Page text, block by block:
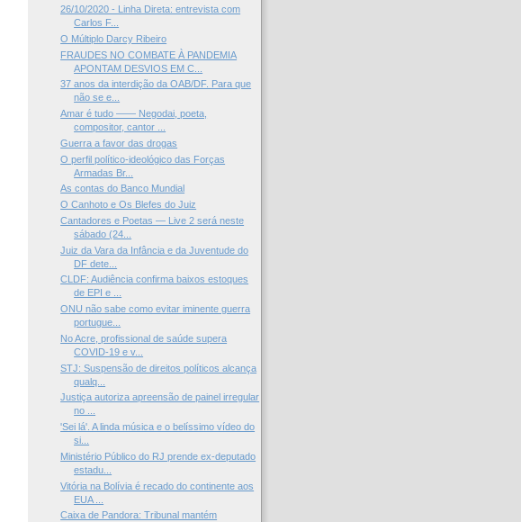
26/10/2020 - Linha Direta: entrevista com
Carlos F...
O Múltiplo Darcy Ribeiro
FRAUDES NO COMBATE À PANDEMIA
APONTAM DESVIOS EM C...
37 anos da interdição da OAB/DF. Para que
não se e...
Amar é tudo —— Negodai, poeta,
compositor, cantor ...
Guerra a favor das drogas
O perfil político-ideológico das Forças
Armadas Br...
As contas do Banco Mundial
O Canhoto e Os Blefes do Juiz
Cantadores e Poetas — Live 2 será neste
sábado (24...
Juiz da Vara da Infância e da Juventude do
DF dete...
CLDF: Audiência confirma baixos estoques
de EPI e ...
ONU não sabe como evitar iminente guerra
portugue...
No Acre, profissional de saúde supera
COVID-19 e v...
STJ: Suspensão de direitos políticos alcança
qualq...
Justiça autoriza apreensão de painel irregular
no ...
'Sei lá'. A linda música e o belíssimo vídeo do
si...
Ministério Público do RJ prende ex-deputado
estadu...
Vitória na Bolívia é recado do continente aos
EUA ...
Caixa de Pandora: Tribunal mantém